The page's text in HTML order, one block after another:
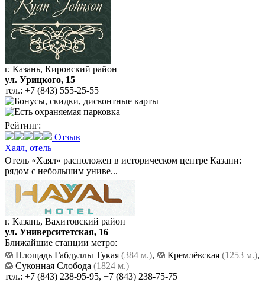
г. Казань, Кировский район
ул. Урицкого, 15
тел.: +7 (843) 555-25-55
Рейтинг:
Отзыв
Хаял, отель
Отель «Хаял» расположен в историческом центре Казани:
рядом с небольшим униве...
г. Казань, Вахитовский район
ул. Университетская, 16
Ближайшие станции метро:
Площадь Габдуллы Тукая (384 м.), Кремлёвская (1253 м.),
Суконная Слобода (1824 м.)
тел.: +7 (843) 238-95-95, +7 (843) 238-75-75